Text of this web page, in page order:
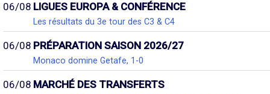
06/08 LIGUES EUROPA & CONFÉRENCE
Les résultats du 3e tour des C3 & C4
06/08 PRÉPARATION SAISON 2026/27
Monaco domine Getafe, 1-0
06/08 MARCHÉ DES TRANSFERTS